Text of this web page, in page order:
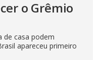
o Grêmio
de casa podem
apareceu primeiro